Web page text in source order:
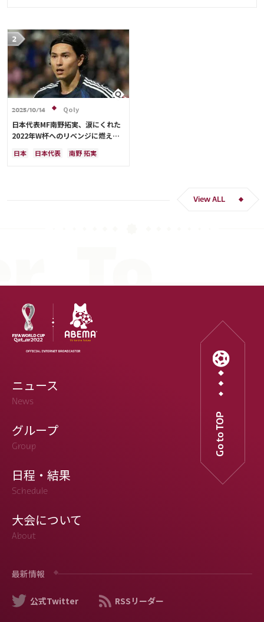
2025/10/14 Qoly
日本代表MF南野拓実、涙にくれた
2022年W杯へのリベンジに燃える
ー人生をかけた戦い」
日本 日本代表
南野 拓実
View ALL
ニュース
News
グループ
Group
日程・結果
Schedule
大会について
About
最新情報
公式Twitter RSSリーダー
Go to TOP